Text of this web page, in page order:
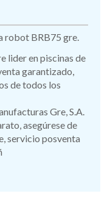
robot BRB75 gre.
lider en piscinas de
garantizado,
de todos los
Gre, S.A.
asegúrese de
servicio posventa